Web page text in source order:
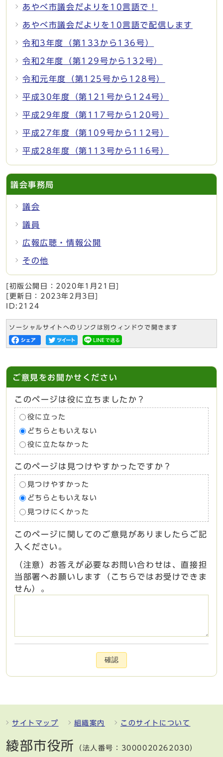
あやべ市議会だよりを10言語で！
あやべ市議会だよりを10言語で配信します
令和3年度（第133から136号）
令和2年度（第129号から132号）
令和元年度（第125号から128号）
平成30年度（第121号から124号）
平成29年度（第117号から120号）
平成27年度（第109号から112号）
平成28年度（第113号から116号）
議会事務局
議会
議員
広報広聴・情報公開
その他
[初版公開日： 2020年1月21日
[更新日： 2023年2月3日
ID:2124
ソーシャルサイトへのリンクは別ウィンドウで開きます
ご意見をお聞かせください
このページは役に立ちましたか？
役に立った
どちらともいえない
役に立たなかった
このページは見つけやすかったですか？
見つけやすかった
どちらともいえない
見つけにくかった
このページに関してのご意見がありましたらご記
入ください。
（注意）お答えが必要なお問い合わせは、直接担
当部署へお願いします（こちらではお受けできま
せん）。
確認
サイトマップ 組織案内 このサイトについて
綾部市役所 （法人番号：3000020262030）